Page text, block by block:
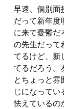
早速、個別面
だって新年度
に来て憂鬱だ
の先生だって
てるけど、新
てるだろう。
とちょっと雰
じになってい
怯えているの